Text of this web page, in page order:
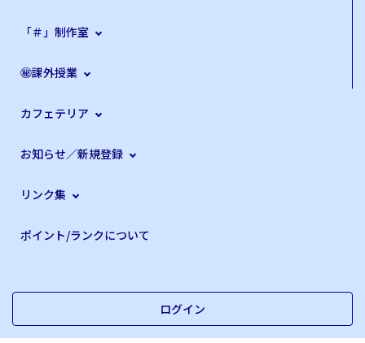
「＃」制作室
㊙課外授業
カフェテリア
お知らせ／新規登録
リンク集
ポイント/ランクについて
ログイン